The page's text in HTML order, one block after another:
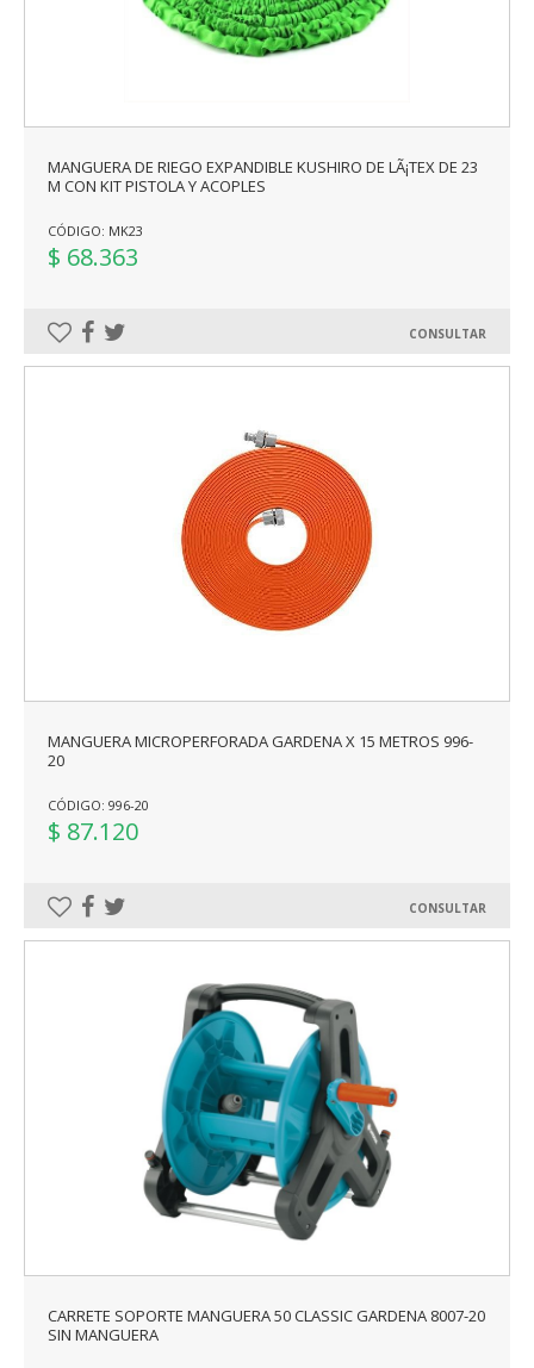
MANGUERA DE RIEGO EXPANDIBLE KUSHIRO DE LÃ¡TEX DE 23
M CON KIT PISTOLA Y ACOPLES
CÓDIGO: MK23
$ 68.363
CONSULTAR
MANGUERA MICROPERFORADA GARDENA X 15 METROS 996-
20
CÓDIGO: 996-20
$ 87.120
CONSULTAR
CARRETE SOPORTE MANGUERA 50 CLASSIC GARDENA 8007-20
SIN MANGUERA